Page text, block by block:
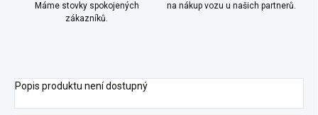
Máme stovky spokojených
zákazníků.
na nákup vozu u našich partnerů.
Popis produktu není dostupný